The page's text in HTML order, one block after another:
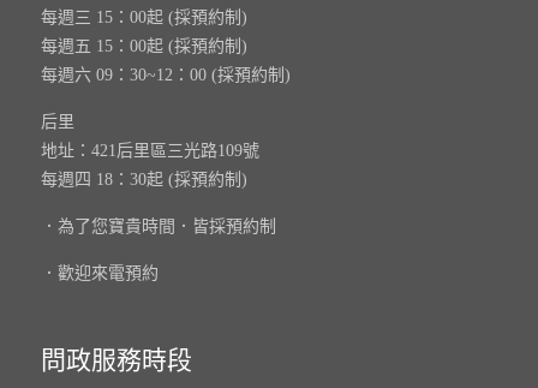
每週三 15：00起 (採預約制)
每週五 15：00起 (採預約制)
每週六 09：30~12：00 (採預約制)
后里
地址：421后里區三光路109號
每週四 18：30起 (採預約制)
．為了您寶貴時間．皆採預約制
．歡迎來電預約
問政服務時段